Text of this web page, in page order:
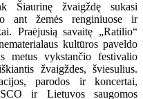
Šiaurinę žvaigždę sukasi
ant žemės renginiuose ir
Praėjusią savaitę „Ratilio“
kultūros paveldo
metus vykstančio festivalio
žvaigždes, šviesulius.
parodos ir koncertai,
ir Lietuvos saugomos